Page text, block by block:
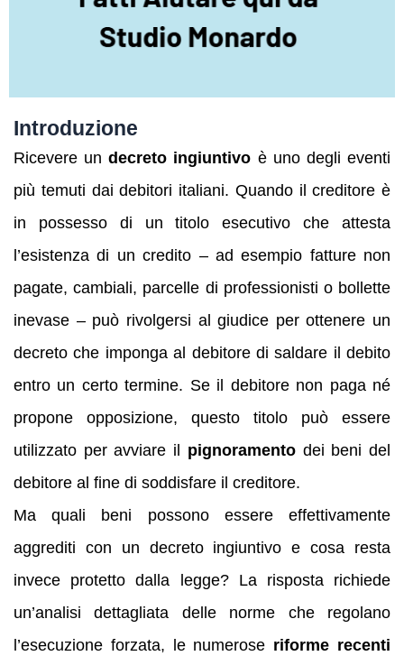
Introduzione
Ricevere undecreto ingiuntivo è uno degli eventi
più temuti dai debitori italiani. Quando il creditore è
in possesso di un titolo esecutivo che attesta
l’esistenza di un credito – ad esempio fatture non
pagate, cambiali, parcelle di professionisti o bollette
inevase – può rivolgersi al giudice per ottenere un
decreto che imponga al debitore di saldare il debito
entro un certo termine. Se il debitore non paga né
propone opposizione, questo titolo può essere
utilizzato per avviare il pignoramentodei beni del
debitore al fine di soddisfare il creditore.
Ma quali beni possono essere effettivamente
aggrediti con un decreto ingiuntivo e cosa resta
invece protetto dalla legge? La risposta richiede
un’analisi dettagliata delle norme che regolano
l’esecuzione forzata, le numerose riforme recenti